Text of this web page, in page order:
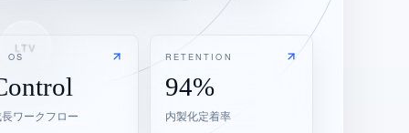
LTV
OS
ワークフロー
RETENTION
94%
内製化定着率